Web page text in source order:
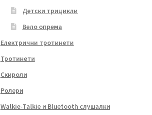
Детски трицикли
Вело опрема
Електрични тротинети
Тротинети
Скироли
Ролери
Walkie-Talkie и Bluetooth слушалки